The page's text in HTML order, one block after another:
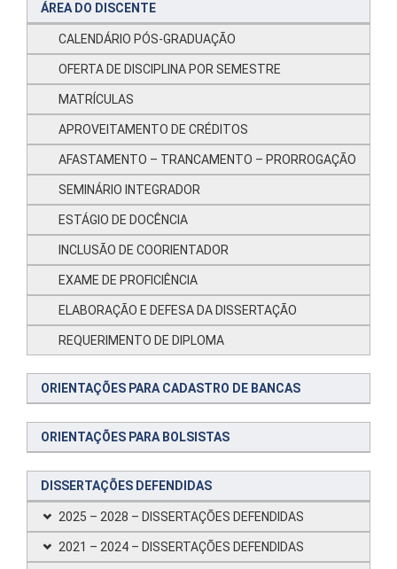
ÁREA DO DISCENTE
CALENDÁRIO PÓS-GRADUAÇÃO
OFERTA DE DISCIPLINA POR SEMESTRE
MATRÍCULAS
APROVEITAMENTO DE CRÉDITOS
AFASTAMENTO – TRANCAMENTO – PRORROGAÇÃO
SEMINÁRIO INTEGRADOR
ESTÁGIO DE DOCÊNCIA
INCLUSÃO DE COORIENTADOR
EXAME DE PROFICIÊNCIA
ELABORAÇÃO E DEFESA DA DISSERTAÇÃO
REQUERIMENTO DE DIPLOMA
ORIENTAÇÕES PARA CADASTRO DE BANCAS
ORIENTAÇÕES PARA BOLSISTAS
DISSERTAÇÕES DEFENDIDAS
2025 – 2028 – DISSERTAÇÕES DEFENDIDAS
2021 – 2024 – DISSERTAÇÕES DEFENDIDAS